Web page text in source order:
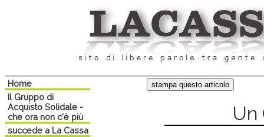
Home
Il Gruppo di
Acquisto Solidale -
che ora non c'è più
succede a La Cassa
Un